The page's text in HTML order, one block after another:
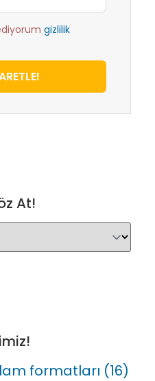
gizlilik
At!
formatları (16)